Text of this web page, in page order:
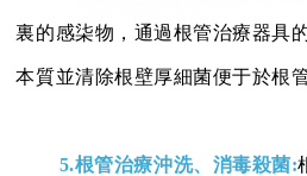
裏的感柒物，通過根管治療器具
本質並清除根壁厚細菌便于於根
5.根管治療沖洗、消毒殺菌: